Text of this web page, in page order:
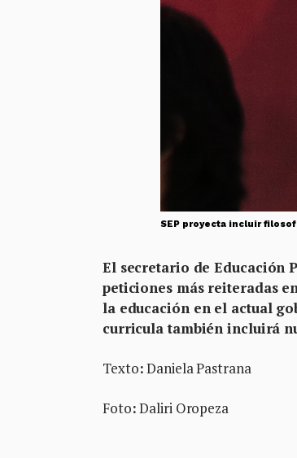
SEP proyecta incluir
El secretario de Educación
peticiones más reiteradas
la educación en el actual
curricula también incluirá
Texto:Daniela Pastrana
Foto:Daliri Oropeza